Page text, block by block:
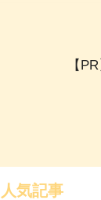
【
人気記事